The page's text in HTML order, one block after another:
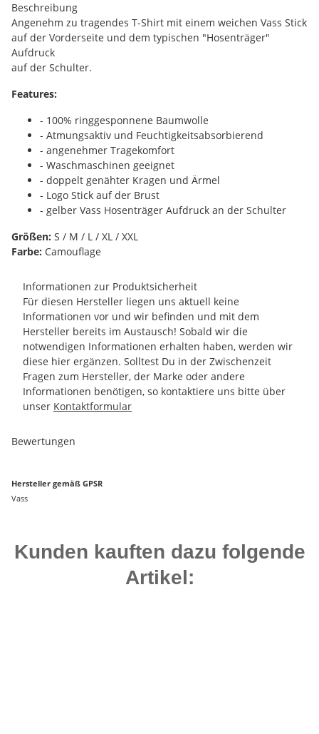
Beschreibung
Angenehm zu tragendes T-Shirt mit einem weichen Vass Stick
auf der Vorderseite und dem typischen "Hosenträger"
Aufdruck
auf der Schulter.
Features:
- 100% ringgesponnene Baumwolle
- Atmungsaktiv und Feuchtigkeitsabsorbierend
- angenehmer Tragekomfort
- Waschmaschinen geeignet
- doppelt genähter Kragen und Ärmel
- Logo Stick auf der Brust
- gelber Vass Hosenträger Aufdruck an der Schulter
Größen: S / M / L / XL / XXL
Farbe: Camouflage
Informationen zur Produktsicherheit
Für diesen Hersteller liegen uns aktuell keine
Informationen vor und wir befinden und mit dem
Hersteller bereits im Austausch! Sobald wir die
notwendigen Informationen erhalten haben, werden wir
diese hier ergänzen. Solltest Du in der Zwischenzeit
Fragen zum Hersteller, der Marke oder andere
Informationen benötigen, so kontaktiere uns bitte über
unser Kontaktformular
Bewertungen
Hersteller gemäß GPSR
Vass
Kunden kauften dazu folgende
Artikel: